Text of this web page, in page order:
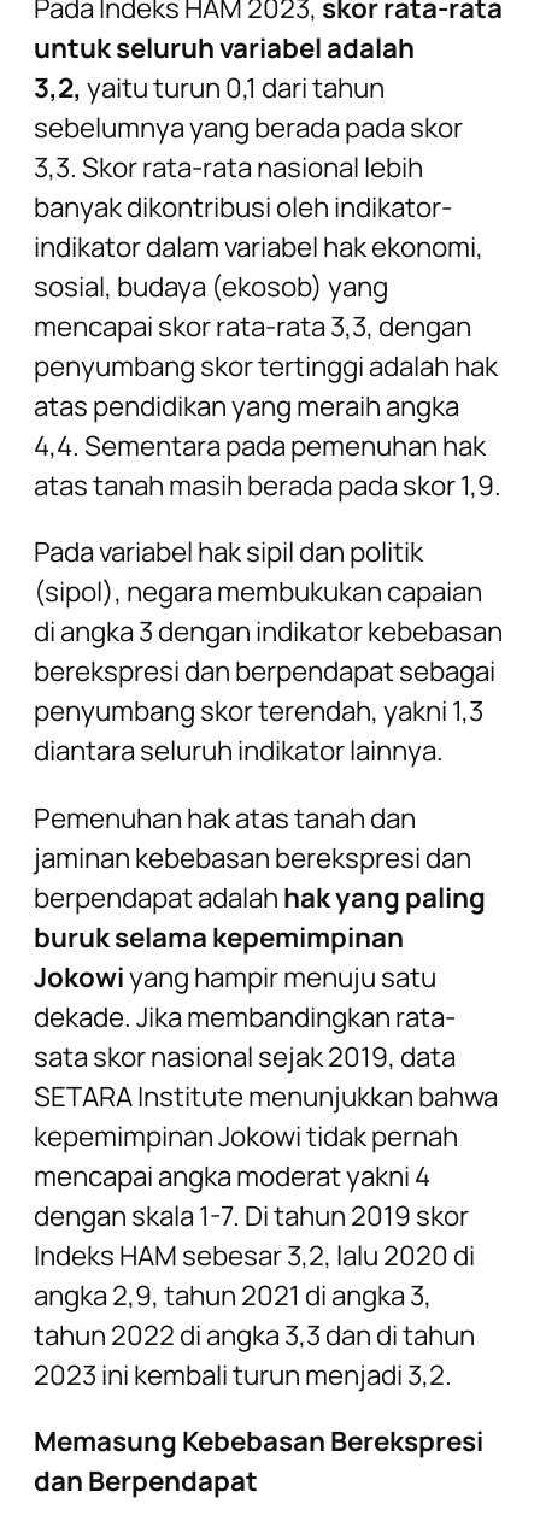
Pada Indeks HAM 2023, skor rata-rata
untuk seluruh variabel adalah
3,2,yaitu turun 0,1 dari tahun
sebelumnya yang berada pada skor
3,3. Skor rata-rata nasional lebih
banyak dikontribusi oleh indikator-
indikator dalam variabel hak ekonomi,
sosial, budaya (ekosob) yang
mencapai skor rata-rata 3,3, dengan
penyumbang skor tertinggi adalah hak
atas pendidikan yang meraih angka
4,4. Sementara pada pemenuhan hak
atas tanah masih berada pada skor 1,9.
Pada variabel hak sipil dan politik
(sipol), negara membukukan capaian
di angka 3 dengan indikator kebebasan
berekspresi dan berpendapat sebagai
penyumbang skor terendah, yakni 1,3
diantara seluruh indikator lainnya.
Pemenuhan hak atas tanah dan
jaminan kebebasan berekspresi dan
berpendapat adalahhak yang paling
buruk selama kepemimpinan
Jokowiyang hampir menuju satu
dekade. Jika membandingkan rata-
sata skor nasional sejak 2019, data
SETARA Institute menunjukkan bahwa
kepemimpinan Jokowi tidak pernah
mencapai angka moderat yakni 4
dengan skala 1-7. Di tahun 2019 skor
Indeks HAM sebesar 3,2, lalu 2020 di
angka 2,9, tahun 2021 di angka 3,
tahun 2022 di angka 3,3 dan di tahun
2023 ini kembali turun menjadi 3,2.
Memasung Kebebasan Berekspresi
dan Berpendapat